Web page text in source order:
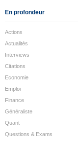
En profondeur
Actions
Actualités
Interviews
Citations
Economie
Emploi
Finance
Généraliste
Quant
Questions & Exams